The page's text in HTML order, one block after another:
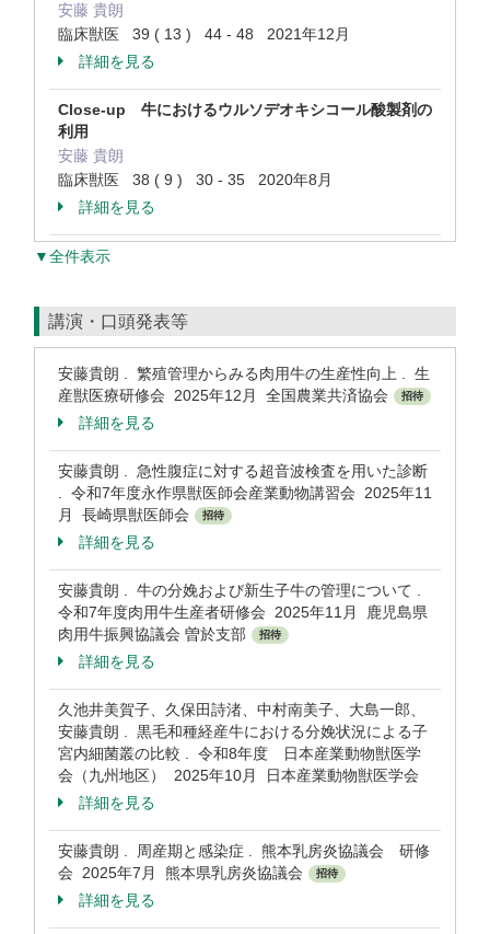
安藤 貴朗
臨床獣医 39 ( 13 ) 44 - 48 2021年12月
詳細を見る
Close-up 牛におけるウルソデオキシコール酸製剤の
利用
安藤 貴朗
臨床獣医 38 ( 9 ) 30 - 35 2020年8月
詳細を見る
▼全件表示
講演・口頭発表等
安藤貴朗 . 繁殖管理からみる肉用牛の生産性向上 . 生
産獣医療研修会 2025年12月 全国農業共済協会
招待
詳細を見る
安藤貴朗 . 急性腹症に対する超音波検査を用いた診断
. 令和7年度永作県獣医師会産業動物講習会 2025年11
月 長崎県獣医師会
招待
詳細を見る
安藤貴朗 . 牛の分娩および新生子牛の管理について .
令和7年度肉用牛生産者研修会 2025年11月 鹿児島県
肉用牛振興協議会 曽於支部
招待
詳細を見る
久池井美賀子、久保田詩渚、中村南美子、大島一郎、
安藤貴朗 . 黒毛和種経産牛における分娩状況による子
宮内細菌叢の比較 . 令和8年度 日本産業動物獣医学
会（九州地区） 2025年10月 日本産業動物獣医学会
詳細を見る
安藤貴朗 . 周産期と感染症 . 熊本乳房炎協議会 研修
会 2025年7月 熊本県乳房炎協議会
招待
詳細を見る